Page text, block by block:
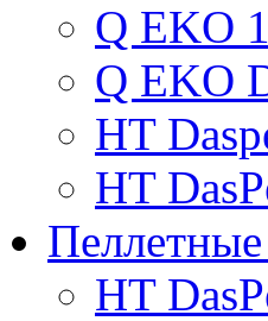
Q EKO
Q EKO
HT
HT
HT